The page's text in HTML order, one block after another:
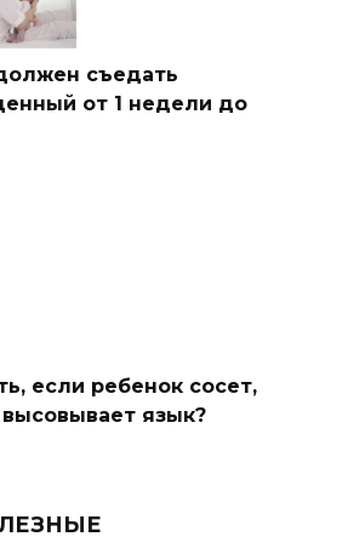
съедать
от 1 недели до